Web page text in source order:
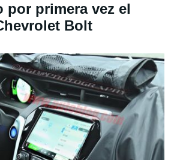
por primera vez el
Bolt